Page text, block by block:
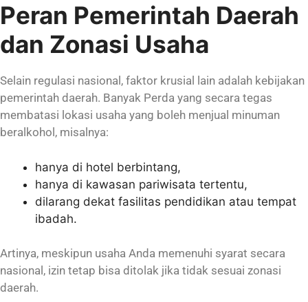
Peran Pemerintah Daerah
dan Zonasi Usaha
Selain regulasi nasional, faktor krusial lain adalah kebijakan
pemerintah daerah. Banyak Perda yang secara tegas
membatasi lokasi usaha yang boleh menjual minuman
beralkohol, misalnya:
hanya di hotel berbintang,
hanya di kawasan pariwisata tertentu,
dilarang dekat fasilitas pendidikan atau tempat
ibadah.
Artinya, meskipun usaha Anda memenuhi syarat secara
nasional, izin tetap bisa ditolak jika tidak sesuai zonasi
daerah.